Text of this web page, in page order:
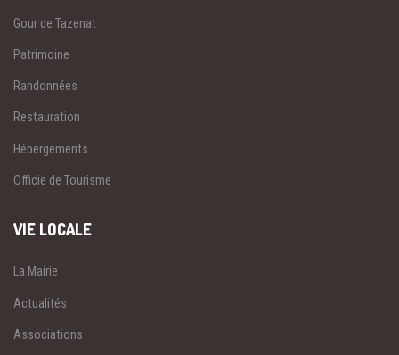
Gour de Tazenat
Patrimoine
Randonnées
Restauration
Hébergements
Officie de Tourisme
VIE LOCALE
La Mairie
Actualités
Associations